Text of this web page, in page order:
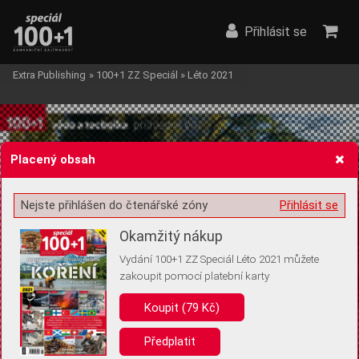
Žádost o souhlas s ukládáním volitelných informací
Pro základní fungování webu nepotřebujeme ukládat žádné informace
(tzv. cookies apod.). Rádi bychom vás ale požádali o souhlas s
uložením volitelných informací:
Anonymní unikátní ID
Přihlásit se
Extra Publishing » 100+1 ZZ Speciál » Léto 2021
Placený obsah
Přihlásit se
Nejste přihlášen do čtenářské zóny
Okamžitý nákup
Vydání 100+1 ZZ Speciál Léto 2021 můžete
zakoupit pomocí platební karty
Koupit (79 Kč)
Předplatit